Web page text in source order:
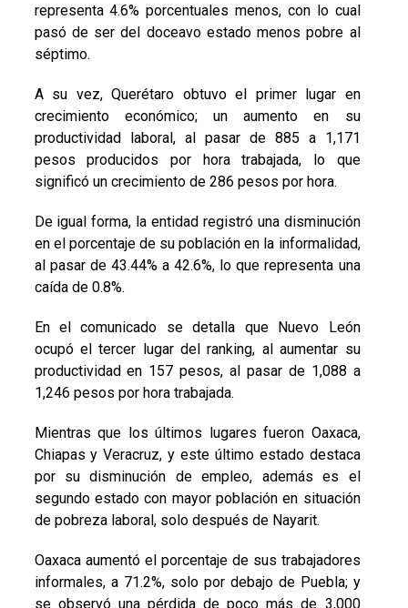
representa 4.6% porcentuales menos, con lo cual
pasó de ser del doceavo estado menos pobre al
séptimo.
A su vez, Querétaro obtuvo el primer lugar en
crecimiento económico; un aumento en su
productividad laboral, al pasar de 885 a 1,171
pesos producidos por hora trabajada, lo que
significó un crecimiento de 286 pesos por hora.
De igual forma, la entidad registró una disminución
en el porcentaje de su población en la informalidad,
al pasar de 43.44% a 42.6%, lo que representa una
caída de 0.8%.
En el comunicado se detalla que Nuevo León
ocupó el tercer lugar del ranking, al aumentar su
productividad en 157 pesos, al pasar de 1,088 a
1,246 pesos por hora trabajada.
Mientras que los últimos lugares fueron Oaxaca,
Chiapas y Veracruz, y este último estado destaca
por su disminución de empleo, además es el
segundo estado con mayor población en situación
de pobreza laboral, solo después de Nayarit.
Oaxaca aumentó el porcentaje de sus trabajadores
informales, a 71.2%, solo por debajo de Puebla; y
se observó una pérdida de poco más de 3,000